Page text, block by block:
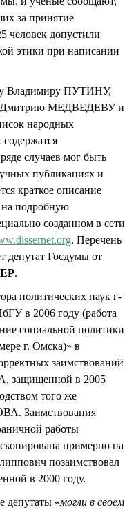
за принятие
человек допустили
этики при написании
Владимиру ПУТИНУ,
Дмитрию МЕДВЕДЕВУ и
народных
содержатся
случаев мог быть
публикациях и
краткое описание
подробную
созданном в сети
. Перечень
депутат Госдумы от
.
политических наук г-
в 2006 году (работа
социальной политики
г. Омска)» в
заимствований
защищенной в 2005
того же
Заимствования
работы
примерно на
позаимствовал
в 2000 году.
депутаты «могли в своем